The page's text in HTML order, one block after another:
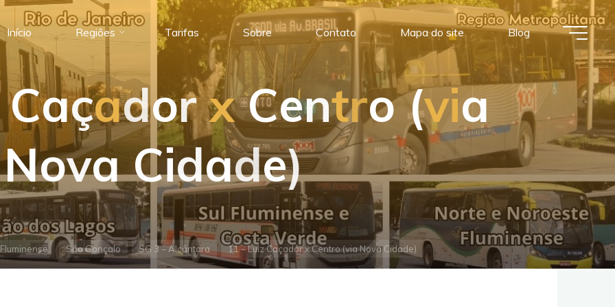
Início Regiões Tarifas Sobre Contato Mapa do site Blog
Caçador x Centro (via
Nova Cidade)
São Gonçalo SG 3 – Alcântara 11 – Luiz Caçador x Centro (via Nova Cidade)